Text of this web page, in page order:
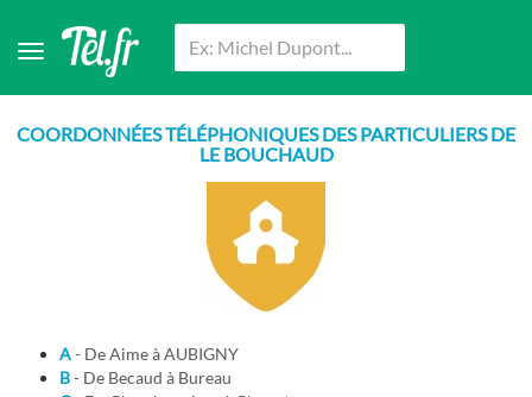
COORDONNÉES TÉLÉPHONIQUES DES PARTICULIERS DE
LE BOUCHAUD
A
- De Aime à AUBIGNY
B
- De Becaud à Bureau